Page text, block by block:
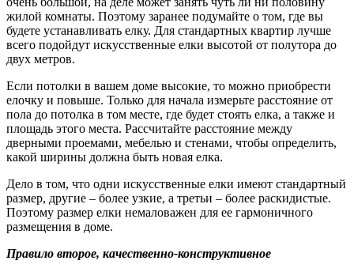
жилой комнаты. Поэтому заранее подумайте о том, где вы
будете устанавливать елку. Для стандартных квартир лучше
всего подойдут искусственные елки высотой от полутора до
двух метров.
Если потолки в вашем доме высокие, то можно приобрести
елочку и повыше. Только для начала измерьте расстояние от
пола до потолка в том месте, где будет стоять елка, а также и
площадь этого места. Рассчитайте расстояние между
дверными проемами, мебелью и стенами, чтобы определить,
какой ширины должна быть новая елка.
Дело в том, что одни искусственные елки имеют стандартный
размер, другие – более узкие, а третьи – более раскидистые.
Поэтому размер елки немаловажен для ее гармоничного
размещения в доме.
Правило второе, качественно-конструктивное